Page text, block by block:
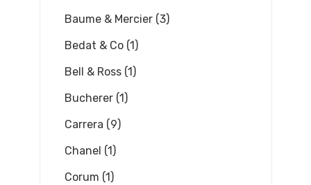
Baume & Mercier (3)
Bedat & Co (1)
Bell & Ross (1)
Bucherer (1)
Carrera (9)
Chanel (1)
Corum (1)